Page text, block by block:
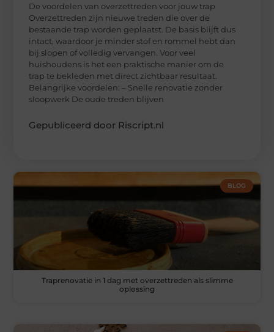
De voordelen van overzettreden voor jouw trap
Overzettreden zijn nieuwe treden die over de
bestaande trap worden geplaatst. De basis blijft dus
intact, waardoor je minder stof en rommel hebt dan
bij slopen of volledig vervangen. Voor veel
huishoudens is het een praktische manier om de
trap te bekleden met direct zichtbaar resultaat.
Belangrijke voordelen: – Snelle renovatie zonder
sloopwerk De oude treden blijven
Gepubliceerd door Riscript.nl
BLOG
Traprenovatie in 1 dag met overzettreden als slimme
oplossing